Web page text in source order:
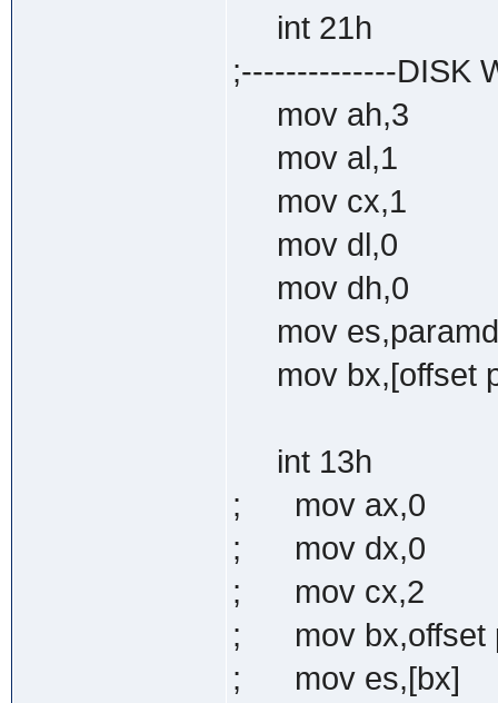
int 21h
;--------------DISK
mov ah,3
mov al,1
mov cx,1
mov dl,0
mov dh,0
mov
mov bx,[offset
int 13h
; mov ax,0
; mov dx,0
; mov cx,2
; mov bx,offset
; mov es,[bx]